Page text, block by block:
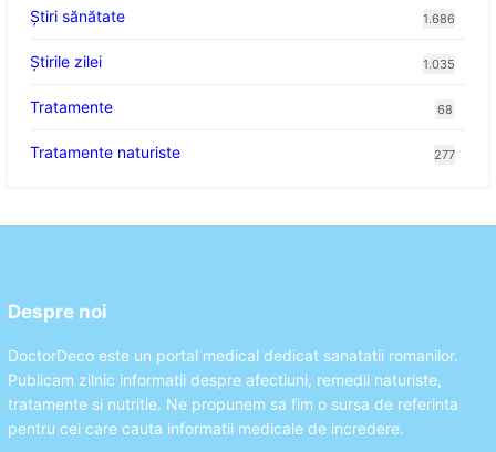
Ştiri sănătate 1.686
Știrile zilei 1.035
Tratamente 68
Tratamente naturiste 277
Despre noi
DoctorDeco este un portal medical dedicat sanatatii romanilor.
Publicam zilnic informatii despre afectiuni, remedii naturiste,
tratamente si nutritie. Ne propunem sa fim o sursa de referinta
pentru cei care cauta informatii medicale de incredere.